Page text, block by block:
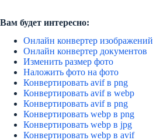
Вам будет интересно:
Онлайн конвертер изображений
Онлайн конвертер документов
Изменить размер фото
Наложить фото на фото
Конвертировать avif в png
Конвертировать avif в webp
Конвертировать avif в png
Конвертировать webp в png
Конвертировать webp в jpg
Конвертировать webp в avif